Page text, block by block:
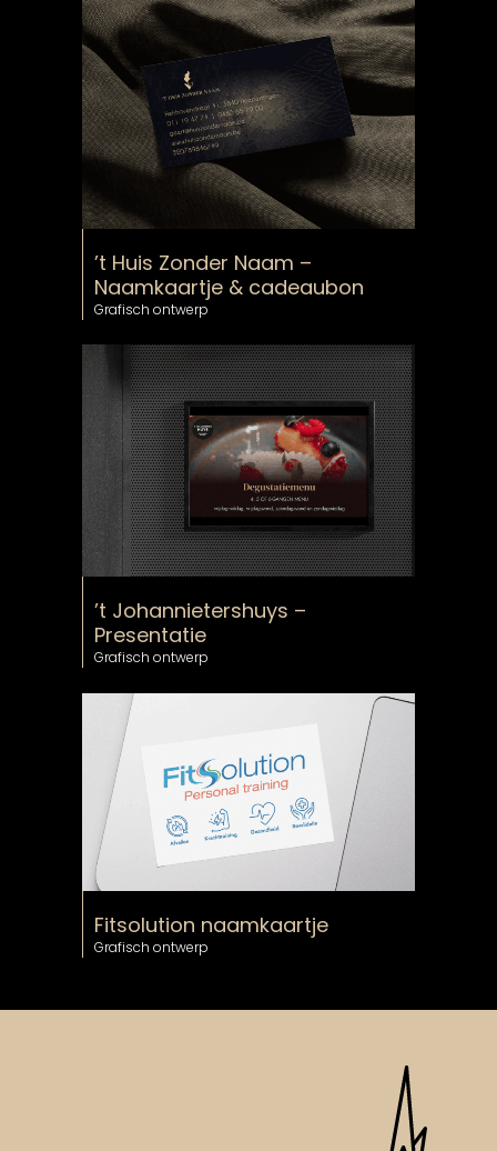
’t Huis Zonder Naam –
Naamkaartje & cadeaubon
Grafisch ontwerp
’t Johannietershuys –
Presentatie
Grafisch ontwerp
Fitsolution naamkaartje
Grafisch ontwerp